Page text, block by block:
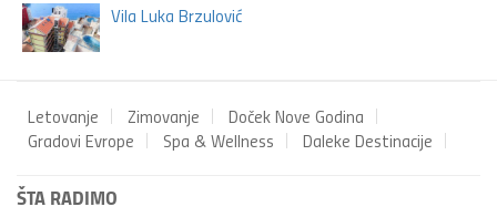
Vila Luka Brzulović
Letovanje Zimovanje
Doček Nove Godina
Gradovi Evrope
Spa & Wellness Daleke Destinacije
ŠTA RADIMO